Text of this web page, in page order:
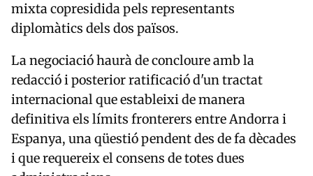
mixta copresidida pels representants
diplomàtics dels dos països.
La negociació haurà de concloure amb la
redacció i posterior ratificació d'un tractat
internacional que estableixi de manera
definitiva els límits fronterers entre Andorra i
Espanya, una qüestió pendent des de fa dècades
i que requereix el consens de totes dues